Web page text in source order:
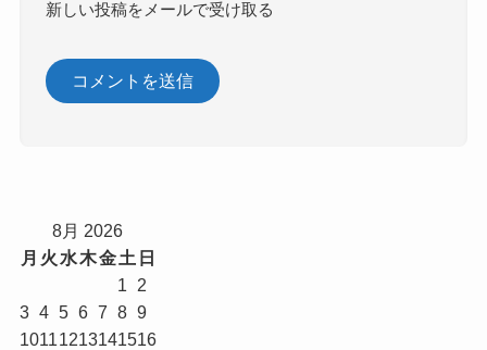
新しい投稿をメールで受け取る
8月 2026
月 火 水木金土 日
1
2
3 4 5 6 7 8 9
10111213141516